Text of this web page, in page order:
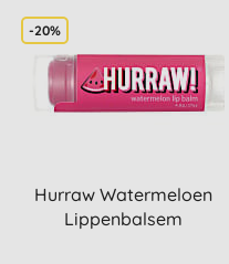
-20%
Hurraw Watermeloen
Lippenbalsem